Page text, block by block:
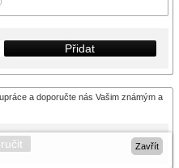
Přidat
a doporučte nás Vašim známým a
Zavřít